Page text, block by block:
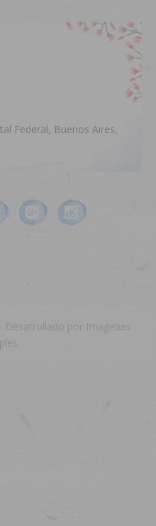
Federal, Buenos Aires,
Desarrollado por Imágenes